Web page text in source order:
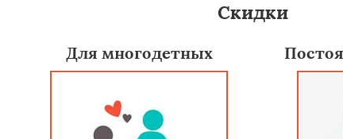
Скидки
Для многодетных